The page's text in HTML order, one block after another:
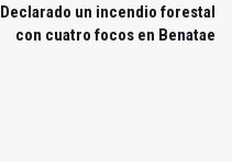
Declarado un incendio forestal
con cuatro focos en Benatae